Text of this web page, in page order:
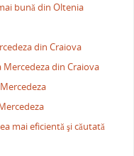
bună din Oltenia
din Craiova
din Craiova
mai eficientă şi căutată